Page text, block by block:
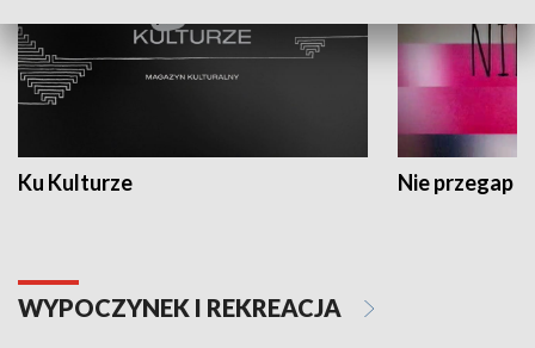
Ku Kulturze Nie przegap
WYPOCZYNEK I REKREACJA